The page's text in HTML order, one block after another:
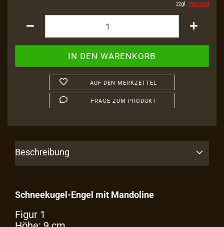
zzgl. Versand
AUF DEN MERKZETTEL
FRAGE ZUM PRODUKT
Beschreibung
Schneekugel-Engel mit Mandoline​
Figur 1